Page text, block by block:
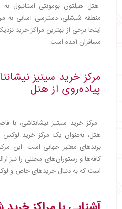
هتل هیلتون بومونتی استانبول
منطقه شیشلی، دسترسی آسانی به
اینجا برخی از بهترین مراکز خرید
مسافران آمده است.
پیاده‌روی از هتل
هتل، به‌عنوان یک مرکز خرید
برندهای معتبر جهانی است. این
کافه‌ها و رستوران‌های مجللی را نیز
است که به دنبال خریدهای خاص و